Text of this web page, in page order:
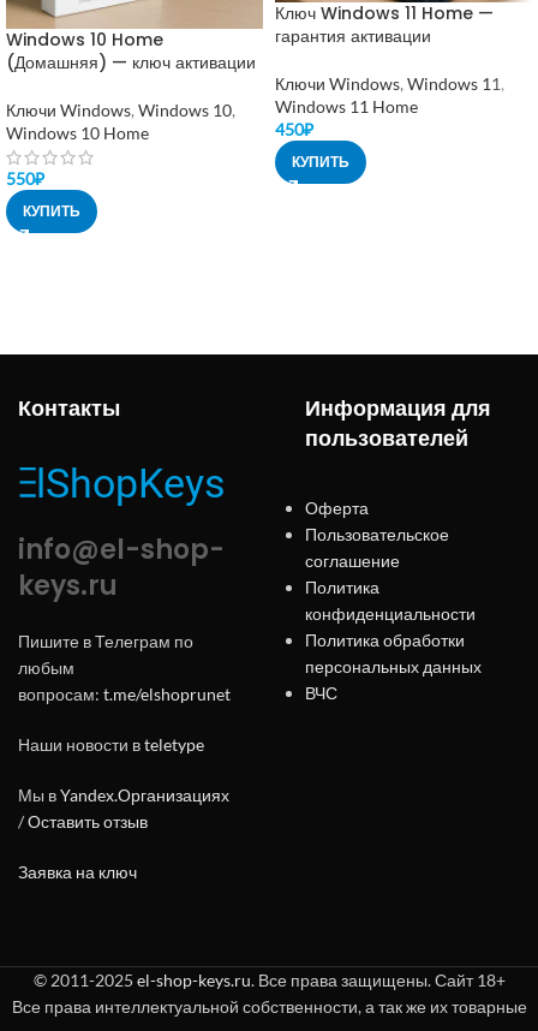
Windows 10 Home
(Домашняя) — ключ активации
Ключи Windows, Windows 10,
Windows 10 Home
550₽
КУПИТЬ
Ключ Windows 11 Home —
гарантия активации
Ключи Windows, Windows 11,
Windows 11 Home
450₽
КУПИТЬ
Контакты
info@el-shop-
keys.ru
Пишите в Телеграм по
любым
вопросам: t.me/elshoprunet
Наши новости вteletype
Мы вYandex.Организациях
/Оставить отзыв
Заявка на ключ
Информация для
пользователей
Оферта
Пользовательское
соглашение
Политика
конфиденциальности
Политика обработки
персональных данных
ВЧС
© 2011-2025 el-shop-keys.ru. Все права защищены. Сайт 18+
Все права интеллектуальной собственности, а так же их товарные